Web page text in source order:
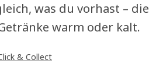
was du vorhast – die
warm oder kalt.
& Collect